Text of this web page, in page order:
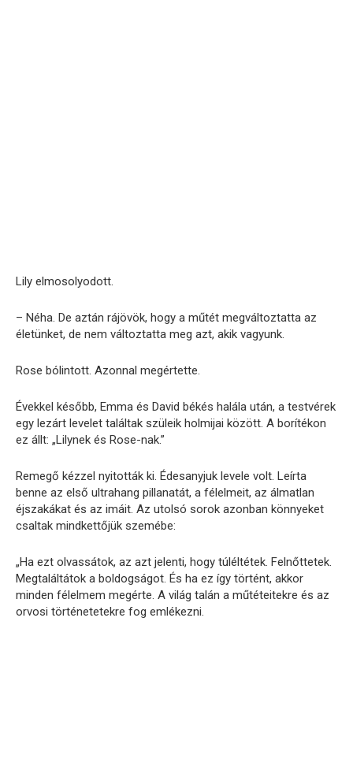
Lily elmosolyodott.
– Néha. De aztán rájövök, hogy a műtét megváltoztatta az
életünket, de nem változtatta meg azt, akik vagyunk.
Rose bólintott. Azonnal megértette.
Évekkel később, Emma és David békés halála után, a testvérek
egy lezárt levelet találtak szüleik holmijai között. A borítékon
ez állt: „Lilynek és Rose-nak.”
Remegő kézzel nyitották ki. Édesanyjuk levele volt. Leírta
benne az első ultrahang pillanatát, a félelmeit, az álmatlan
éjszakákat és az imáit. Az utolsó sorok azonban könnyeket
csaltak mindkettőjük szemébe:
„Ha ezt olvassátok, az azt jelenti, hogy túléltétek. Felnőttetek.
Megtaláltátok a boldogságot. És ha ez így történt, akkor
minden félelmem megérte. A világ talán a műtéteitekre és az
orvosi történetetekre fog emlékezni.